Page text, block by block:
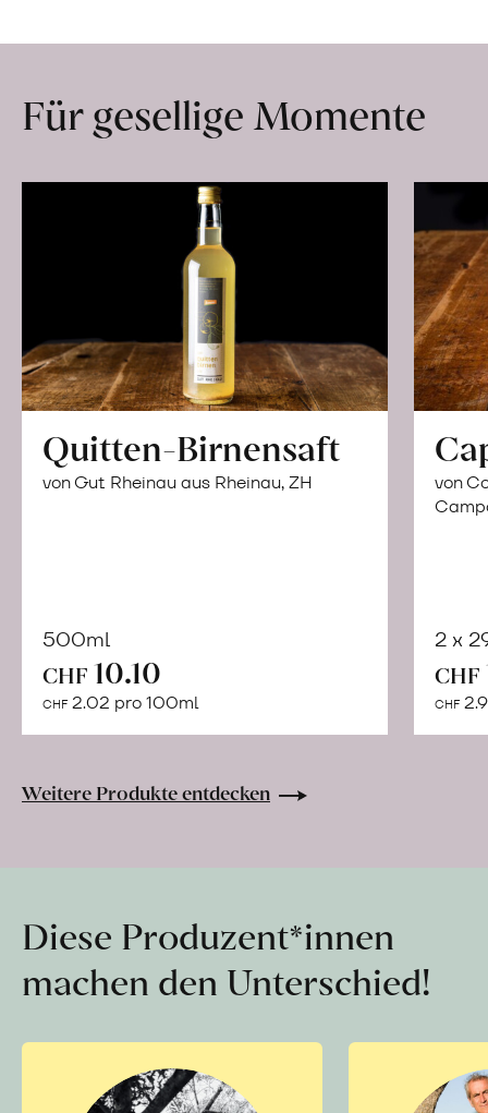
Für gesellige Momente
Quitten-Birnensaft
von Gut Rheinau aus Rheinau, ZH
500ml
CHF 10.10
CHF 2.02 pro 100ml
Warenkorb
von
2 x
CHF
CHF
Weitere Produkte entdecken
Diese Produzent*innen
machen den Unterschied!